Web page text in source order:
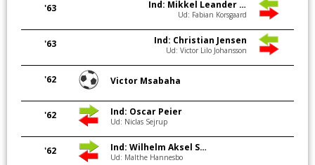
'63 Ind: Mikkel Leander Petersen
Ud: Fabian Korsgaard
'63 Ind: Christian Jensen
Ud: Victor Lilo Johansson
'62 Victor Msabaha
'62 Ind: Oscar Peier
Ud: Niclas Sejrup
'62 Ind: Wilhelm Aksel Stage Olesen
Ud: Malthe Hannesbo